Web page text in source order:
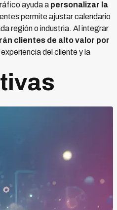
ayuda a personalizar la
permite ajustar calendario
región o industria. Al integrar
clientes de alto valor por
del cliente y la